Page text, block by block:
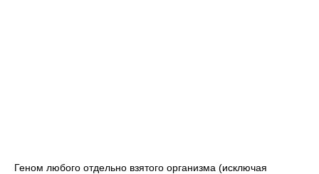
Геном любого отдельно взятого организма (исключая